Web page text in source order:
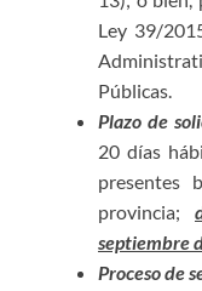
Ley 39/
Públicas.
Plazo de
20 días
presentes
provincia;
septiembre
Proceso de